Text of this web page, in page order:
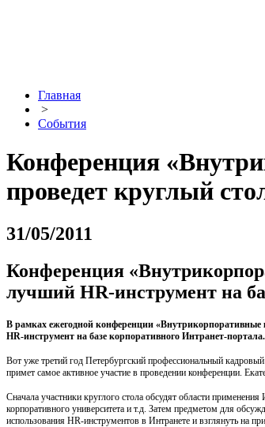
Главная
>
События
Конференция
проведет круглый
31/05/2011
Конференция
лучший HR-инструмент на
В рамках ежегодной конференции
HR-инструмент на базе корпоративного Интранет-портала.
Вот уже третий год Петербургский профессиональный
примет самое активное участие в проведении конференции.
Сначала участники круглого стола обсудят области
корпоративного университета и т.д. Затем предметом для
использования HR-инструментов в Интранете и взглянуть на